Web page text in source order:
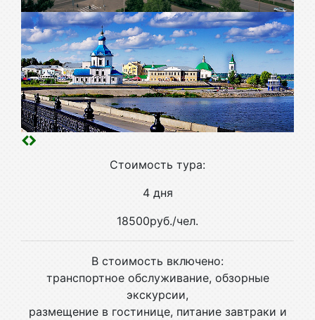
Стоимость тура:
4 дня
18500руб./чел.
В стоимость включено:
транспортное обслуживание, обзорные
экскурсии,
размещение в гостинице, питание завтраки и